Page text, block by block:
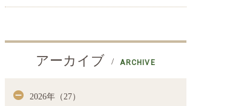
アーカイブ ARCHIVE
2026年（27）